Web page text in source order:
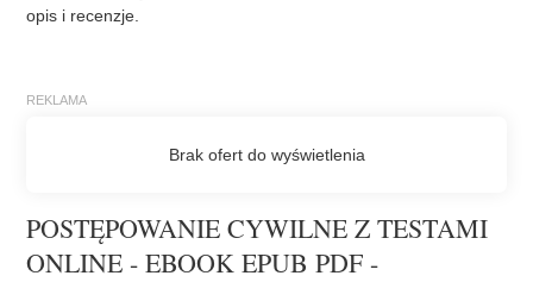
opis i recenzje.
POSTĘPOWANIE CYWILNE Z TESTAMI
ONLINE - EBOOK EPUB PDF -